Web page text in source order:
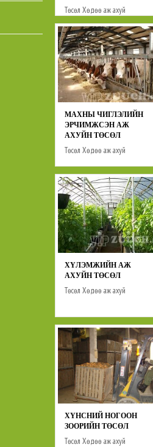
Төсөл Хөдөө аж ахуй
МАХНЫ ЧИГЛЭЛИЙН
ЭРЧИМЖСЭН АЖ
АХУЙН ТӨСӨЛ
Төсөл Хөдөө аж ахуй
ХҮЛЭМЖИЙН АЖ
АХУЙН ТӨСӨЛ
Төсөл Хөдөө аж ахуй
ХҮНСНИЙ НОГООН
ЗООРИЙН ТӨСӨЛ
Төсөл Хөдөө аж ахуй